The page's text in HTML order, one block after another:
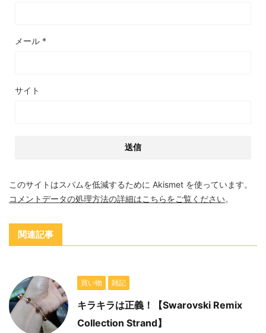
メール *
サイト
このサイトはスパムを低減するために Akismet を使っています。
コメントデータの処理方法の詳細はこちらをご覧ください。
関連記事
買い物 雑記
キラキラは正義！【Swarovski Remix
Collection Strand】